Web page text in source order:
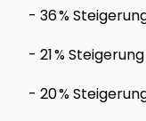
- 36 %
- 21 %
- 20 %